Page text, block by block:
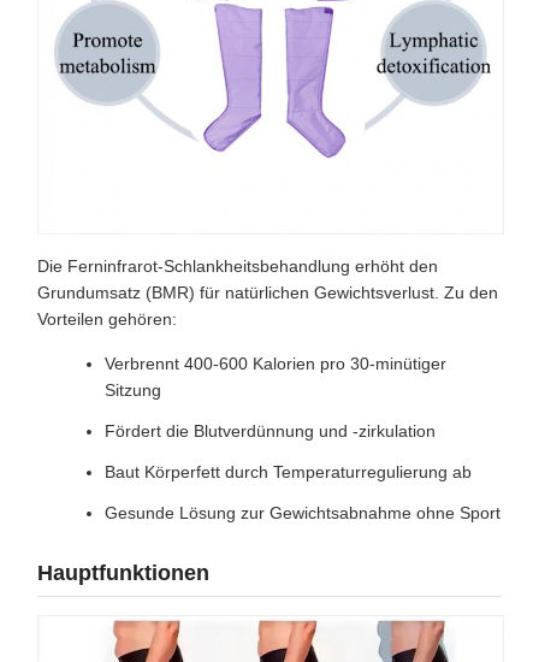
Die Ferninfrarot-Schlankheitsbehandlung erhöht den
Grundumsatz (BMR) für natürlichen Gewichtsverlust. Zu den
Vorteilen gehören:
Verbrennt 400-600 Kalorien pro 30-minütiger
Sitzung
Fördert die Blutverdünnung und -zirkulation
Baut Körperfett durch Temperaturregulierung ab
Gesunde Lösung zur Gewichtsabnahme ohne Sport
Hauptfunktionen